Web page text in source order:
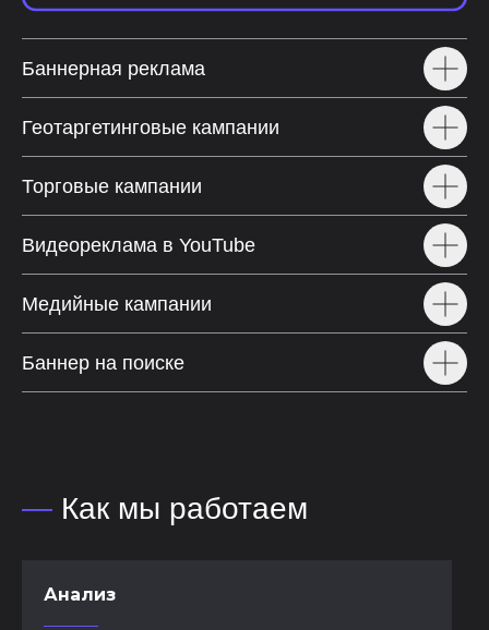
Баннерная реклама
Геотаргетинговые кампании
Торговые кампании
Видеореклама в YouTube
Медийные кампании
Баннер на поиске
— Как мы работаем
Анализ